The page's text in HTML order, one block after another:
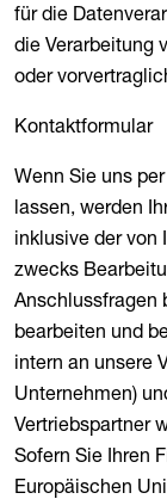
für die
die Verarbeitung
oder
Kontaktformular
Wenn Sie uns
lassen, werden
inklusive der von
zwecks
Anschlussfragen
bearbeiten und
intern an unsere
Unternehmen)
Vertriebspartner
Sofern Sie Ihren
Europäischen